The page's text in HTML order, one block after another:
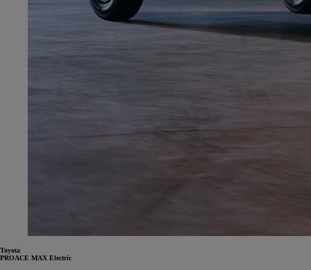
Toyota
PROACE MAX Electric